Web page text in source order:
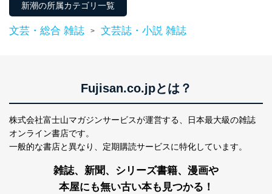
情報システムの使用に伴う漏洩等の防止
メール等により個人データの含まれるファイルを
送信する場合に、当該ファイルへのパスワードを
当社は、内部監査及びマネジメントレビューの機会を通
苦情及び相談受付け窓口
貴殿の個人情報及び当社の個人情報保護マネジメントシ
ステムに関するご相談及び苦情については以下までご連
絡ください。
適切、かつ迅速に対応させていただきます。
新潮の所属カテゴリ一覧
文芸・総合 雑誌 > 文芸誌・小説 雑誌
Fujisan.co.jpとは？
株式会社富士山マガジンサービスが運営する、
日本最大級の雑誌
オンライン書店です。
一般的な書店と異なり、 定期購読サービスに特化しています。
雑誌、新聞、シリーズ書籍、漫画や
本屋にも無い古い本も見つかる！